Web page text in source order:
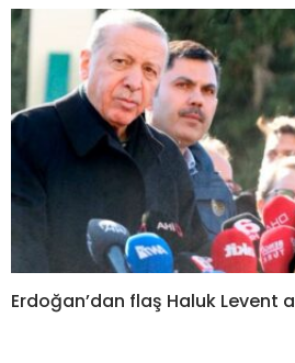
Erdoğan’dan flaş Haluk Levent